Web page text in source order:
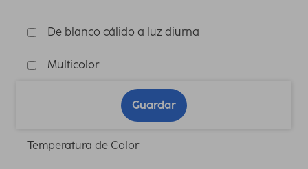
De blanco cálido a luz diurna
Multicolor
Guardar
Temperatura de Color